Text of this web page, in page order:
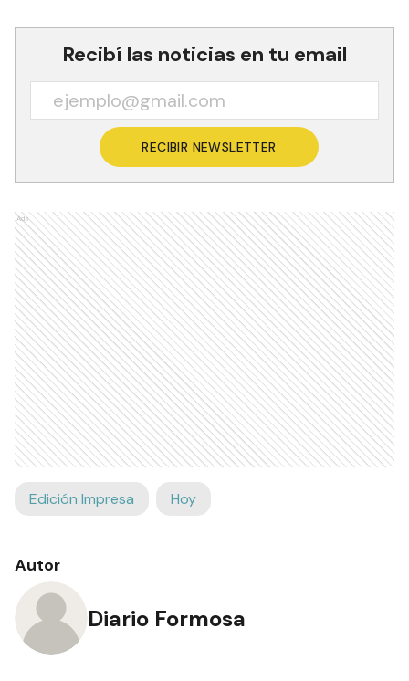
Recibí las noticias en tu email
RECIBIR NEWSLETTER
Ads
Edición Impresa Hoy
Autor
Diario Formosa